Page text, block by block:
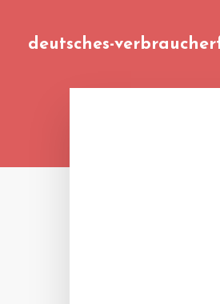
deutsches-